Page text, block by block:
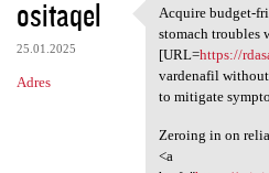
ositaqel
25.01.2025
Adres
Acquire
Acquire budget-
stomach troubles
[URL=https://
vardenafil
to mitigate
Zeroing in on
<a